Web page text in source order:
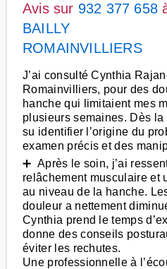
Avis sur 932 377 658
BAILLY
ROMAINVILLIERS
J’ai consulté Cynthia
Romainvilliers, pour des
hanche qui limitaient mes
plusieurs semaines. Dès
su identifier l’origine du
examen précis et des
➕ Après le soin, j’ai
relâchement musculaire et
au niveau de la hanche.
douleur a nettement
Cynthia prend le temps
donne des conseils
éviter les rechutes.
Une professionnelle à